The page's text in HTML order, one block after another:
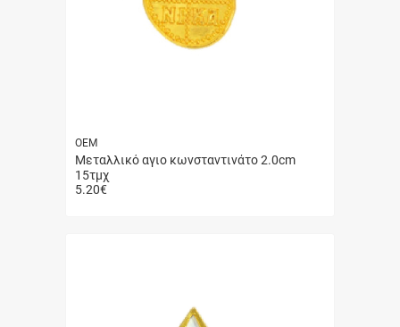
ΟΕΜ
Μεταλλικό αγιο κωνσταντινάτο 2.0cm
15τμχ
5.20€